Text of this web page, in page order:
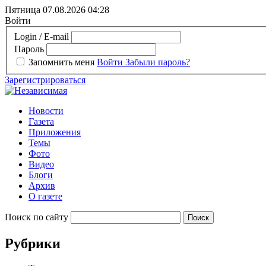
Пятница 07.08.2026 04:28
Войти
Login / E-mail
Пароль
Запомнить меня Войти Забыли пароль?
Зарегистрироваться
Новости
Газета
Приложения
Темы
Фото
Видео
Блоги
Архив
О газете
Поиск по сайту
Рубрики